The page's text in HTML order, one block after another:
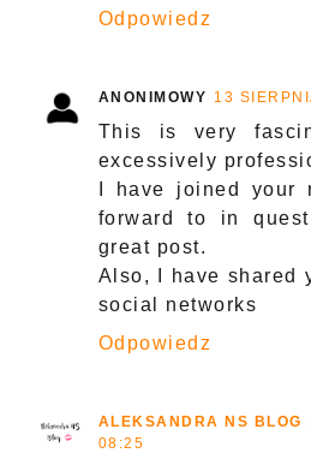
Odpowiedz
ANONIMOWY 13
This is very
excessively
I have joined your
forward to in
great post.
Also, I have shared
social networks
Odpowiedz
ALEKSANDRA NS BLOG
08:25